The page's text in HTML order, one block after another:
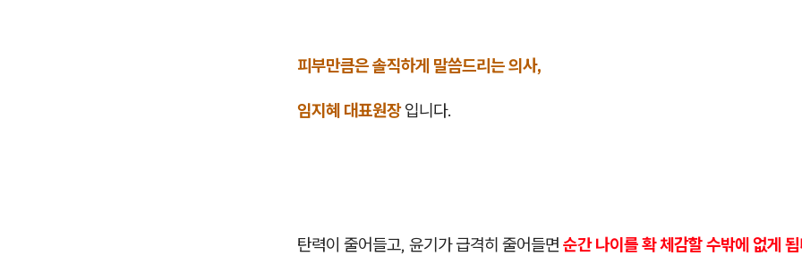
피부만큼은 솔직하게 말씀드리는 의사,
임지혜 대표원장입니다.
탄력이 줄어들고, 윤기가 급격히 줄어들면 순간 나이를 확 체감할 수밖에 없게